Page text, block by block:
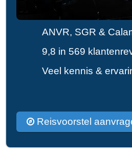
ANVR, SGR &
9,8 in 569
Veel kennis &
Reisvoorstel